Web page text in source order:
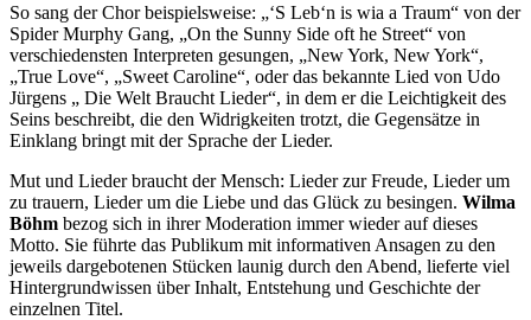
So sang der Chor beispielsweise: „‘S Leb‘n is wia a Traum“ von der
Spider Murphy Gang, „On the Sunny Side oft he Street“ von
verschiedensten Interpreten gesungen, „New York, New York“,
„True Love“, „Sweet Caroline“, oder das bekannte Lied von Udo
Jürgens „ Die Welt Braucht Lieder“, in dem er die Leichtigkeit des
Seins beschreibt, die den Widrigkeiten trotzt, die Gegensätze in
Einklang bringt mit der Sprache der Lieder.
Mut und Lieder braucht der Mensch: Lieder zur Freude, Lieder um
zu trauern, Lieder um die Liebe und das Glück zu besingen. Wilma
Böhm bezog sich in ihrer Moderation immer wieder auf dieses
Motto. Sie führte das Publikum mit informativen Ansagen zu den
jeweils dargebotenen Stücken launig durch den Abend, lieferte viel
Hintergrundwissen über Inhalt, Entstehung und Geschichte der
einzelnen Titel.